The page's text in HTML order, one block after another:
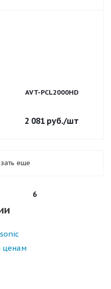
AVT-PCL2000HD
2 081руб./шт
еще
6
ценам